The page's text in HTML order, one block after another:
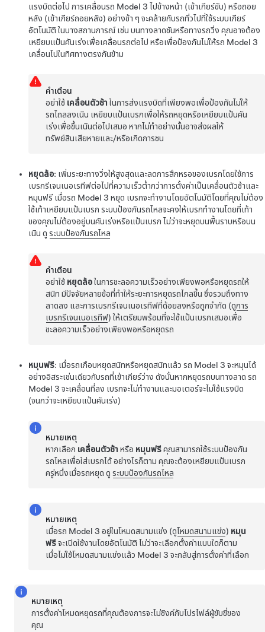
แรงบิดต่อไป การเคลื่อนรถ Model 3 ไปข้างหน้า (เข้าเกียร์ขับ) หรือถอย
หลัง (เข้าเกียร์ถอยหลัง) อย่างช้า ๆ จะคล้ายกับรถทั่วไปที่ใช้ระบบเกียร์
อัตโนมัติ ในบางสถานการณ์ เช่น บนทางลาดชันหรือทางรถวิ่ง คุณอาจต้อง
เหยียบแป้นคันเร่งเพื่อเคลื่อนรถต่อไป หรือเพื่อป้องกันไม่ให้รถ Model 3
เคลื่อนไปในทิศทางตรงกันข้าม
คำเตือน
อย่าใช้ เคลื่อนตัวช้า ในการส่งแรงบิดที่เพียงพอเพื่อป้องกันไม่ให้
รถไถลลงเนิน เหยียบแป้นเบรกเพื่อให้รถหยุดหรือเหยียบแป้นคัน
เร่งเพื่อขึ้นเนินต่อไปเสมอ หากไม่ทำอย่างนั้นอาจส่งผลให้
ทรัพย์สินเสียหายและ/หรือเกิดการชน
หยุดล้อ: เพิ่มระยะทางวิ่งให้สูงสุดและลดการสึกหรอของเบรกโดยใช้การ
เบรกรีเจนเนอเรทีฟต่อไปที่ความเร็วต่ำกว่าการตั้งค่าเป็นเคลื่อนตัวช้าและ
หมุนฟรี เมื่อรถ Model 3 หยุด เบรกจะทำงานโดยอัตโนมัติโดยที่คุณไม่ต้อง
ใช้เท้าเหยียบแป้นเบรก ระบบป้องกันรถไหลจะคงให้เบรกทำงานโดยที่เท้า
ของคุณไม่ต้องอยู่บนคันเร่งหรือแป้นเบรก ไม่ว่าจะหยุดบนพื้นราบหรือบน
เนิน ดู ระบบป้องกันรถไหล
คำเตือน
อย่าใช้ หยุดล้อในการชะลอความเร็วอย่างเพียงพอหรือหยุดรถให้
สนิท มีปัจจัยหลายข้อที่ทำให้ระยะการหยุดรถไกลขึ้น ซึ่งรวมถึงทาง
ลาดลง และการเบรกรีเจนเนอเรทีฟที่ด้อยลงหรือถูกจำกัด (ดูการ
เบรกรีเจนเนอเรทีฟ) ให้เตรียมพร้อมที่จะใช้แป้นเบรกเสมอเพื่อ
ชะลอความเร็วอย่างเพียงพอหรือหยุดรถ
หมุนฟรี: เมื่อรถเกือบหยุดสนิทหรือหยุดสนิทแล้ว รถ Model 3 จะหมุนได้
อย่างอิสระเช่นเดียวกับรถที่เข้าเกียร์ว่าง ดังนั้นหากหยุดรถบนทางลาด รถ
Model 3 จะเคลื่อนที่ลง เบรกจะไม่ทำงานและมอเตอร์จะไม่ใช้แรงบิด
(จนกว่าจะเหยียบแป้นคันเร่ง)
หมายเหตุ
หากเลือก เคลื่อนตัวช้า หรือ หมุนฟรีคุณสามารถใช้ระบบป้องกัน
รถไหลเพื่อใส่เบรกได้ อย่างไรก็ตาม คุณจะต้องเหยียบแป้นเบรก
ครู่หนึ่งเมื่อรถหยุด ดูระบบป้องกันรถไหล
หมายเหตุ
เมื่อรถ Model 3 อยู่ในโหมดสนามแข่ง (ดูโหมดสนามแข่ง) หมุน
ฟรีจะเปิดใช้งานโดยอัตโนมัติ ไม่ว่าจะเลือกตั้งค่าแบบใดก็ตาม
เมื่อไม่ใช้โหมดสนามแข่งแล้ว Model 3 จะกลับสู่การตั้งค่าที่เลือก
หมายเหตุ
การตั้งค่าโหมดหยุดรถที่คุณต้องการจะไม่ซิงค์กับโปรไฟล์ผู้ขับขี่ของ
คุณ